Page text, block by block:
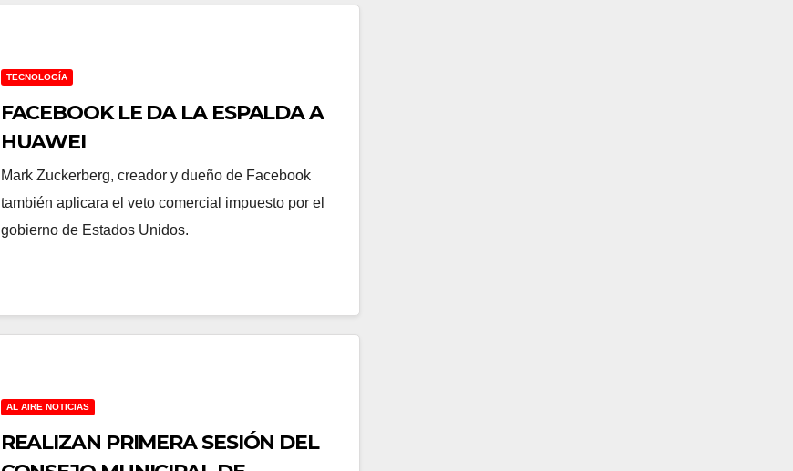
TECNOLOGÍA
FACEBOOK LE DA LA ESPALDA A
HUAWEI
Mark Zuckerberg, creador y dueño de Facebook
también aplicara el veto comercial impuesto por el
gobierno de Estados Unidos.
AL AIRE NOTICIAS
REALIZAN PRIMERA SESIÓN DEL